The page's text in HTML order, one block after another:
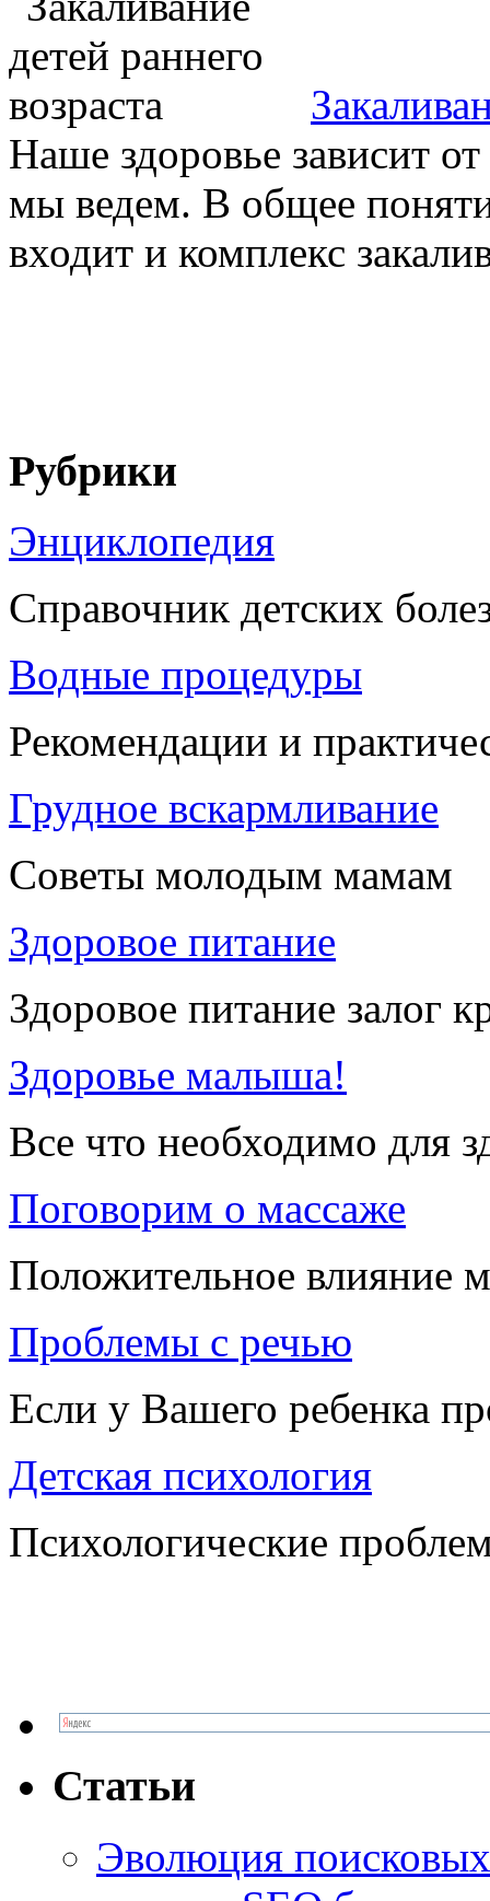
Наше здоровье зависит
мы ведем. В общее
входит и комплекс
Рубрики
Энциклопедия
Справочник детских
Водные процедуры
Рекомендации и
Грудное вскармливание
Советы молодым мамам
Здоровое питание
Здоровое питание залог
Здоровье малыша!
Все что необходимо для
Поговорим о массаже
Положительное влияние
Проблемы с речью
Если у Вашего ребенка
Детская психология
Психологические
Статьи
Эволюция